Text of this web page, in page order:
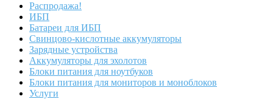
Распродажа!
ИБП
Батареи для ИБП
Свинцово-кислотные аккумуляторы
Зарядные устройства
Аккумуляторы для эхолотов
Блоки питания для ноутбуков
Блоки питания для мониторов и моноблоков
Услуги